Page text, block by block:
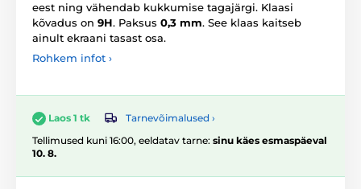
eest ning vähendab kukkumise tagajärgi. Klaasi
kõvadus on 9H. Paksus 0,3 mm. See klaas kaitseb
ainult ekraani tasast osa.
Rohkem infot ›
Laos 1 tk
Tarnevõimalused ›
Tellimused kuni 16:00, eeldatav tarne: sinu käes esmaspäeval
10. 8.